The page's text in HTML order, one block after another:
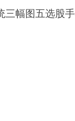
三幅图五选股